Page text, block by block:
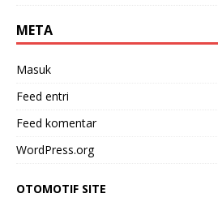
META
Masuk
Feed entri
Feed komentar
WordPress.org
OTOMOTIF SITE